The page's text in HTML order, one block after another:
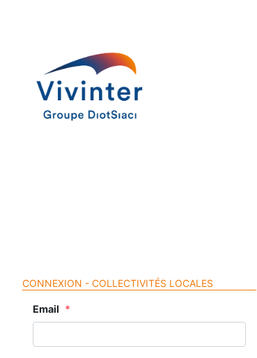
CONNEXION - COLLECTIVITÉS LOCALES
Email